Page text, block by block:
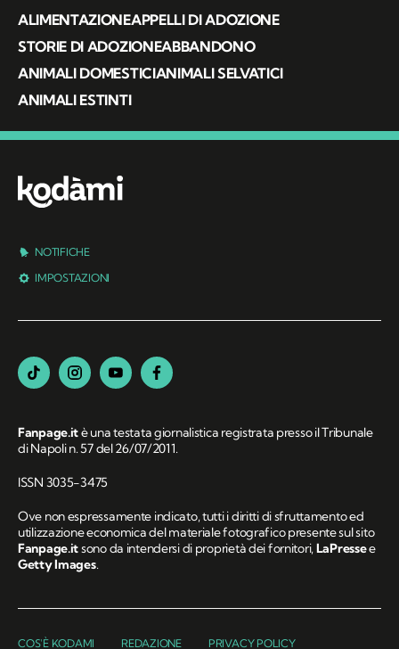
ALIMENTAZIONEAPPELLI DI ADOZIONE
STORIE DI ADOZIONEABBANDONO
ANIMALI DOMESTICIANIMALI SELVATICI
ANIMALI ESTINTI
NOTIFICHE
IMPOSTAZIONI
Fanpage.itè una testata giornalistica registrata presso il Tribunale
di Napoli n. 57 del 26/07/2011.
ISSN 3035-3475
Ove non espressamente indicato, tutti i diritti di sfruttamento ed
utilizzazione economica del materiale fotografico presente sul sito
Fanpage.itsono da intendersi di proprietà dei fornitori,LaPressee
Getty Images.
COS'È KODAMI REDAZIONE PRIVACY POLICY